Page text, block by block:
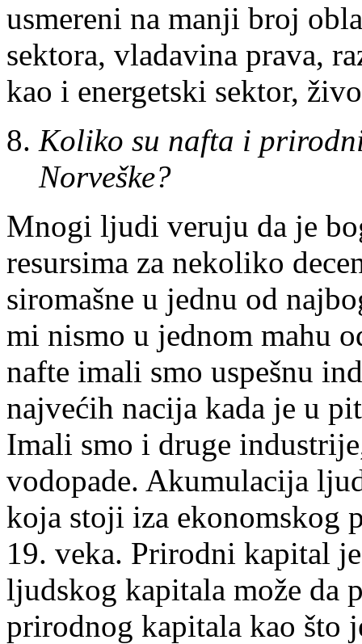
usmereni na manji broj
sektora, vladavina prava,
kao i energetski sektor,
Koliko su nafta i
Norveške?
Mnogi ljudi veruju da je
resursima za nekoliko
siromašne u jednu od
mi nismo u jednom mahu
nafte imali smo uspešnu
najvećih nacija kada je u
Imali smo i druge
vodopade. Akumulacija
koja stoji iza ekonomskog
19. veka. Prirodni kapital
ljudskog kapitala može da
prirodnog kapitala kao što